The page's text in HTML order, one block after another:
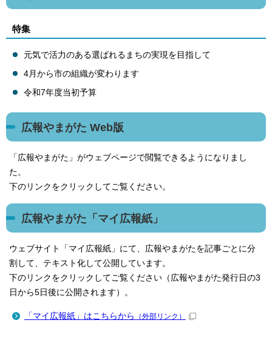
特集
元気で活力のある選ばれるまちの実現を目指して
4月から市の組織が変わります
令和7年度当初予算
広報やまがた Web版
「広報やまがた」がウェブページで閲覧できるようになりまし
た。
下のリンクをクリックしてご覧ください。
広報やまがた「マイ広報紙」
ウェブサイト「マイ広報紙」にて、広報やまがたを記事ごとに分
割して、テキスト化して公開しています。
下のリンクをクリックしてご覧ください（広報やまがた発行日の3
日から5日後に公開されます）。
「マイ広報紙」はこちらから （外部リンク）